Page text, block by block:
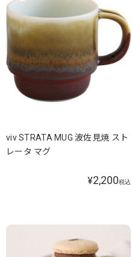
viv STRATA MUG 波佐見焼 スト
レータ マグ
¥2,200税込